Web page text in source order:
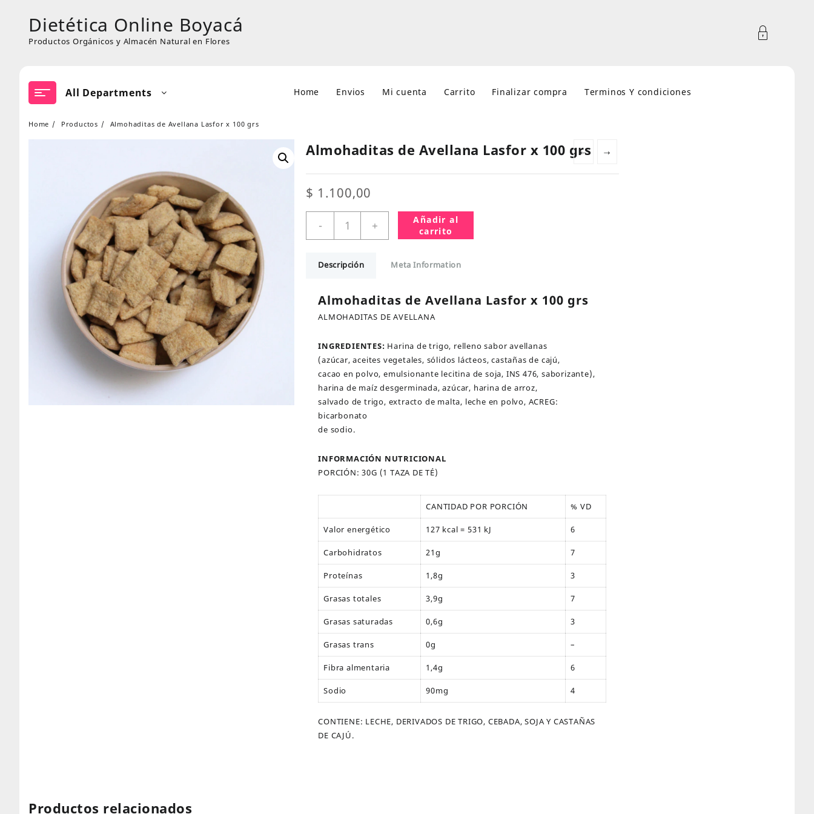
contentDietética Online Boyacá
Productos Orgánicos y Almacén Natural en Flores
All Departments Home Envios Mi cuenta Carrito Finalizar compra Terminos Y condiciones
Home Productos Almohaditas de Avellana Lasfor x 100 grs
← →
Almohaditas de Avellana Lasfor x 100 grs
$ 1.100,00
-
Avellana
x
cantidad
+
Añadir al
carrito
Descripción Meta Information
Almohaditas de Avellana Lasfor x 100 grs
ALMOHADITAS DE AVELLANA
INGREDIENTES: Harina de trigo, relleno sabor avellanas
(azúcar, aceites vegetales, sólidos lácteos, castañas de cajú,
cacao en polvo, emulsionante lecitina de soja, INS 476, saborizante),
harina de maíz desgerminada, azúcar, harina de arroz,
salvado de trigo, extracto de malta, leche en polvo, ACREG:
bicarbonato
de sodio.
INFORMACIÓN NUTRICIONAL
PORCIÓN: 30G (1 TAZA DE TÉ)
CANTIDAD POR PORCIÓN % VD
Valor energético 127 kcal = 531 kJ 6
Carbohidratos 21g 7
Proteínas 1,8g 3
Grasas totales 3,9g 7
Grasas saturadas 0,6g 3
Grasas trans 0g –
Fibra almentaria 1,4g 6
Sodio 90mg 4
CONTIENE: LECHE, DERIVADOS DE TRIGO, CEBADA, SOJA Y CASTAÑAS
DE CAJÚ.
Productos relacionados